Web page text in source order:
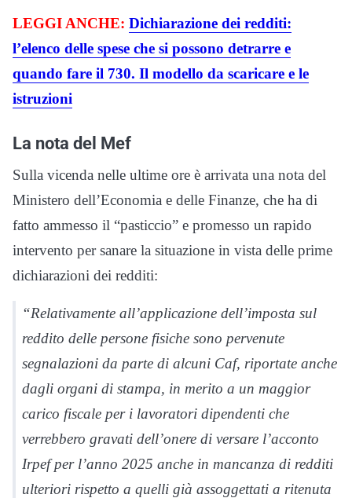
LEGGI ANCHE: Dichiarazione dei redditi:
l’elenco delle spese che si possono detrarre e
quando fare il 730. Il modello da scaricare e le
istruzioni
La nota del Mef
Sulla vicenda nelle ultime ore è arrivata una nota del
Ministero dell’Economia e delle Finanze, che ha di
fatto ammesso il “pasticcio” e promesso un rapido
intervento per sanare la situazione in vista delle prime
dichiarazioni dei redditi:
“Relativamente all’applicazione dell’imposta sul
reddito delle persone fisiche sono pervenute
segnalazioni da parte di alcuni Caf, riportate anche
dagli organi di stampa, in merito a un maggior
carico fiscale per i lavoratori dipendenti che
verrebbero gravati dell’onere di versare l’acconto
Irpef per l’anno 2025 anche in mancanza di redditi
ulteriori rispetto a quelli già assoggettati a ritenuta